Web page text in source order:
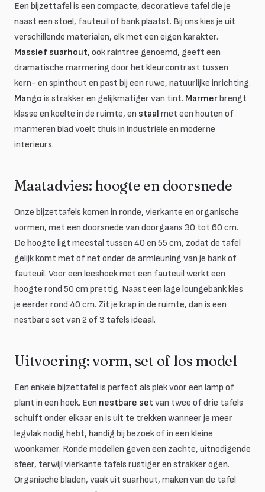
Een bijzettafel is een compacte, decoratieve tafel die je
naast een stoel, fauteuil of bank plaatst. Bij ons kies je uit
verschillende materialen, elk met een eigen karakter.
Massief suarhout, ook raintree genoemd, geeft een
dramatische marmering door het kleurcontrast tussen
kern- en spinthout en past bij een ruwe, natuurlijke inrichting.
Mango is strakker en gelijkmatiger van tint. Marmerbrengt
klasse en koelte in de ruimte, en staal met een houten of
marmeren blad voelt thuis in industriële en moderne
interieurs.
Maatadvies: hoogte en doorsnede
Onze bijzettafels komen in ronde, vierkante en organische
vormen, met een doorsnede van doorgaans 30 tot 60 cm.
De hoogte ligt meestal tussen 40 en 55 cm, zodat de tafel
gelijk komt met of net onder de armleuning van je bank of
fauteuil. Voor een leeshoek met een fauteuil werkt een
hoogte rond 50 cm prettig. Naast een lage loungebank kies
je eerder rond 40 cm. Zit je krap in de ruimte, dan is een
nestbare set van 2 of 3 tafels ideaal.
Uitvoering: vorm, set of los model
Een enkele bijzettafel is perfect als plek voor een lamp of
plant in een hoek. Een nestbare set van twee of drie tafels
schuift onder elkaar en is uit te trekken wanneer je meer
legvlak nodig hebt, handig bij bezoek of in een kleine
woonkamer. Ronde modellen geven een zachte, uitnodigende
sfeer, terwijl vierkante tafels rustiger en strakker ogen.
Organische bladen, vaak uit suarhout, maken van de tafel